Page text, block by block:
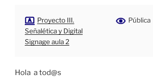
Proyecto III.
Señalética y Digital
Signage aula 2
Pública
Hola a tod@s